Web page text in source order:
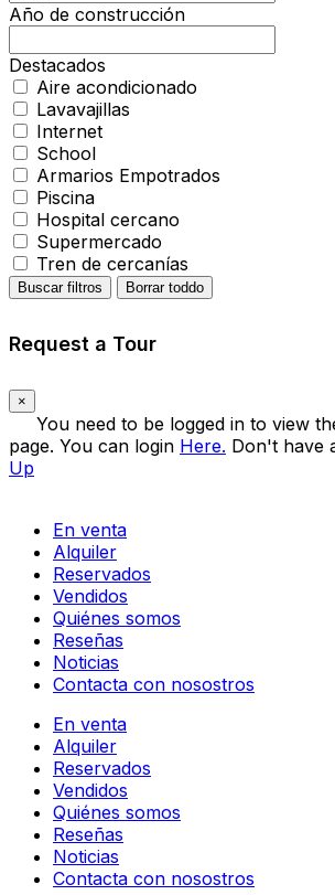
Año de construcción
Destacados
Aire acondicionado
Lavavajillas
Internet
School
Armarios Empotrados
Piscina
Hospital cercano
Supermercado
Tren de cercanías
Buscar filtros Borrar toddo
Request a Tour
×
You need to be logged in to view
page. You can login Here. Don't have
Up
En venta
Alquiler
Reservados
Vendidos
Quiénes somos
Reseñas
Noticias
Contacta con nosostros
En venta
Alquiler
Reservados
Vendidos
Quiénes somos
Reseñas
Noticias
Contacta con nosostros